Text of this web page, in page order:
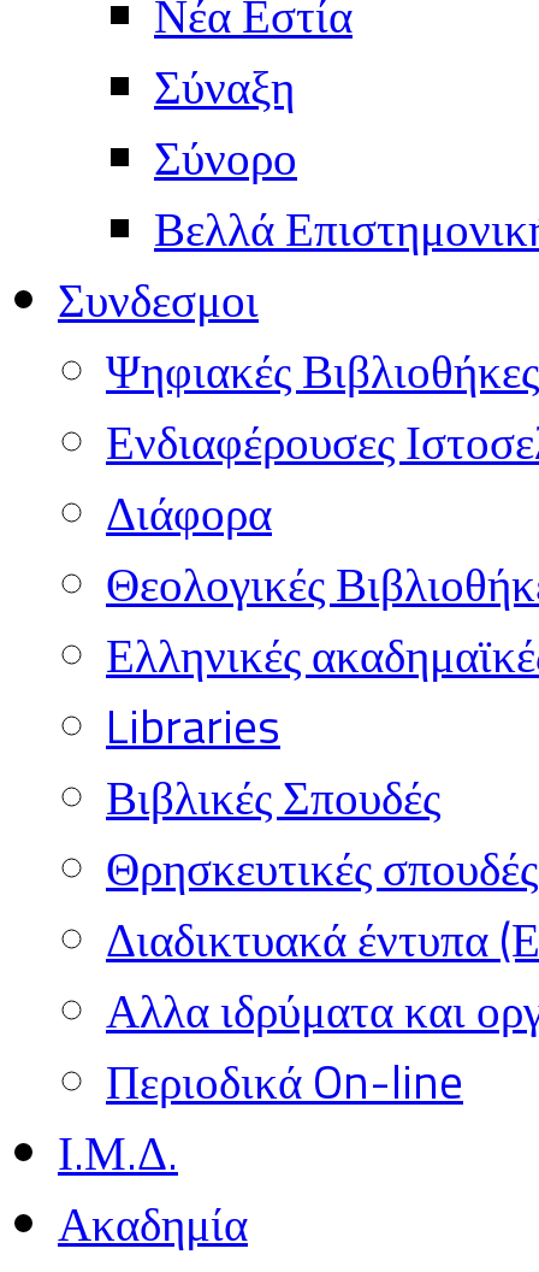
Νέα Εστία
Σύναξη
Σύνορο
Βελλά
Συνδεσμοι
Ψηφιακές Βιβλιοθήκες
Ενδιαφέρουσες
Διάφορα
Θεολογικές
Ελληνικές
Libraries
Βιβλικές Σπουδές
Θρησκευτικές
Διαδικτυακά έντυπα
Αλλα ιδρύματα και
Περιοδικά On-line
Ι.Μ.Δ.
Ακαδημία